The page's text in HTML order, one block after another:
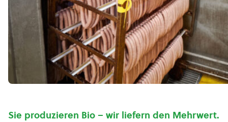
Sie produzieren Bio – wir liefern den Mehrwert.